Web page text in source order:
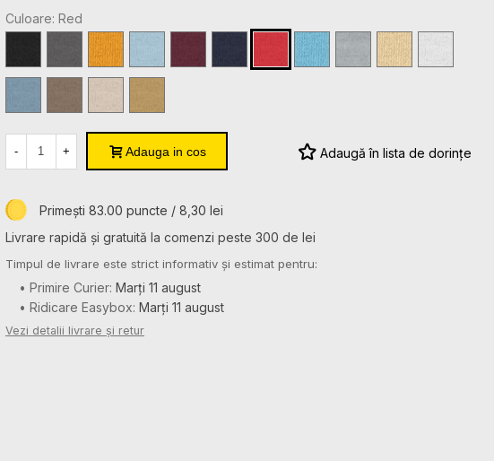
Culoare: Red
CharcoalGold Sky
Yellow
Haze
- + Adauga in cos Adaugă în lista de dorințe
Primești 83.00 puncte / 8,30 lei
Livrare rapidă și gratuită la comenzi peste 300 de lei
Timpul de livrare este strict informativ și estimat pentru:
• Primire Curier: Marți 11 august
• Ridicare Easybox: Marți 11 august
Vezi detalii livrare și retur